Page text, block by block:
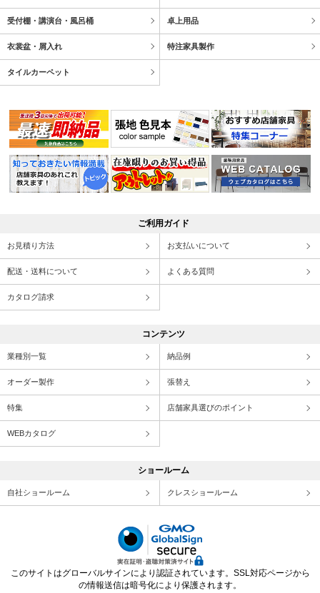
受付棚・講演台・風呂桶 卓上用品
衣裳盆・屑入れ 特注家具製作
タイルカーペット
ご利用ガイド
お見積り方法 お支払いについて
配送・送料について よくある質問
カタログ請求
コンテンツ
業種別一覧 納品例
オーダー製作 張替え
特集 店舗家具選びのポイント
WEBカタログ
ショールーム
自社ショールーム クレスショールーム
このサイトはグローバルサインにより認証されています。SSL対応ページから
の情報送信は暗号化により保護されます。